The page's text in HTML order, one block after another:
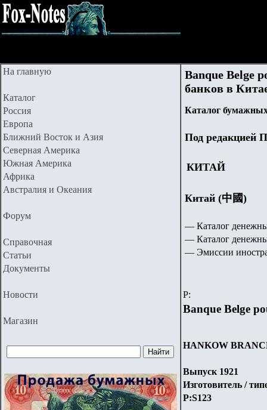
На главную
Каталог
Россия
Европа
Ближний Восток и Азия
Северная Америка
Южная Америка
Африка
Австралия и Океания
Форум
Справочная
Статьи
Документы
Новости
Магазин
Banque Belge
банков в
Каталог
Под редакцией
КИТАЙ
Китай (中國)
— Каталог
— Каталог
— Эмиссии
P:
Banque Belge
HANKOW
Выпуск 1921
Изготовитель /
P:S123